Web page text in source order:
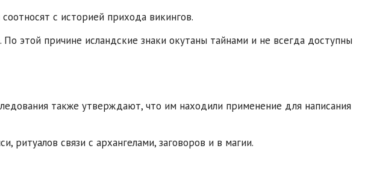
с историей прихода викингов.
этой причине исландские знаки окутаны тайнами и не всегда доступны
также утверждают, что им находили применение для написания
ритуалов связи с архангелами, заговоров и в магии.